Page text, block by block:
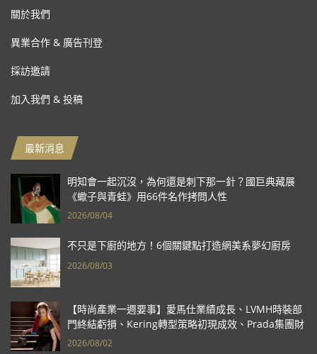
關於我們
異業合作 & 廣告刊登
採訪邀請
加入我們 & 投稿
最新消息
明知會一起沉沒，為何還是刺下那一針？國巨典藏展
《蠍子與青蛙》用66件名作拷問人性
2026/08/04
不只是下廚的地方！6個關鍵點打造網美系夢幻廚房
2026/08/03
【時尚產業一週要事】愛馬仕業績成長、LVMH時裝部
門終結虧損、Kering轉型策略初現成效、Prada集團財
報亮眼
2026/08/02